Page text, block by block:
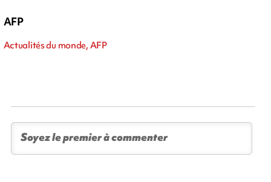
AFP
Actualités du monde, AFP